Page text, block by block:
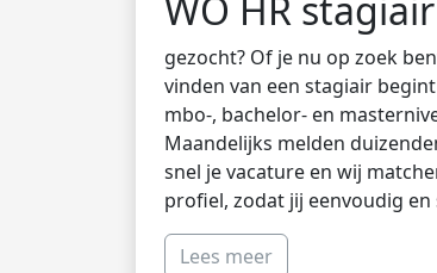
gezocht? Of je nu op zoek
vinden van een stagiair
mbo-, bachelor- en
Maandelijks melden
snel je vacature en wij
profiel, zodat jij eenvoudig
Lees meer